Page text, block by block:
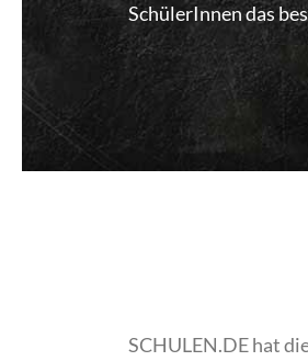
SchülerInnen das
SCHULEN.DE hat